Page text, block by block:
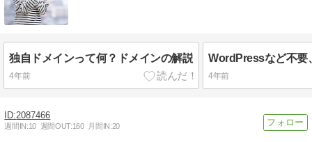
独自ドメインって何？ドメインの解説
4年前 4年前
2087466
週間IN:10 週間OUT:160 月間IN:20